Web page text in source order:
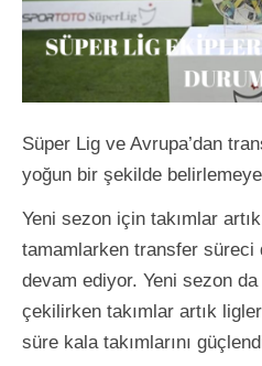
Süper Lig ve Avrupa’dan
yoğun bir şekilde
Yeni sezon için takımlar
tamamlarken transfer süreci
devam ediyor. Yeni sezon
çekilirken takımlar artık
süre kala takımlarını